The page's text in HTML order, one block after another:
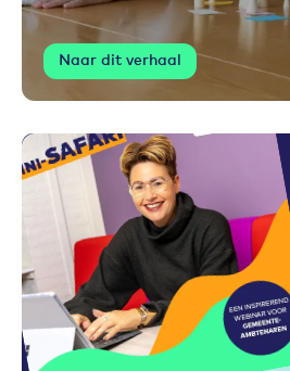
Naar dit verhaal